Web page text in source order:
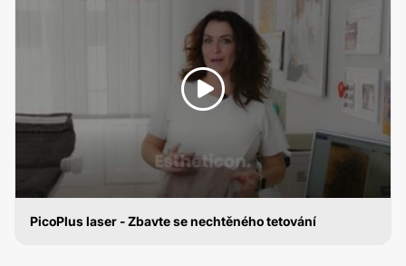
PicoPlus laser - Zbavte se nechtěného tetování